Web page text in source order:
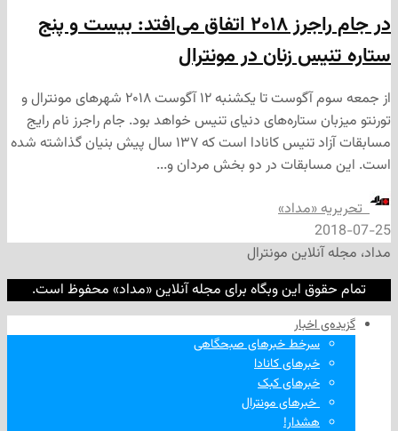
در جام راجرز ۲۰۱۸ اتفاق می‌افتد: بیست و پنج
زنان در مونترال
از جمعه سوم آگوست تا یکشنبه ۱۲ آگوست ۲۰۱۸ شهرهای مونترال و
ستاره‌های دنیای تنیس خواهد بود. جام راجرز نام رایج
مسابقات آزاد تنیس کانادا است که ۱۳۷ سال پیش بنیان گذاشته شده
در دو بخش مردان و...
«مداد»
مونترال
این وبگاه برای مجله آنلاین «مداد» محفوظ است.
اخبار
سرخط خبرهای صبحگاهی
خبرهای کانادا
خبرهای کبک
‌ خبرهای مونترال